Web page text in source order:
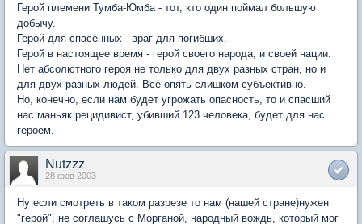
Герой племени Тумба-Юмба - тот, кто один поймал большую
добычу.
Герой для спасённых - враг для погибших.
Герой в настоящее время - герой своего народа, и своей нации.
Нет абсолютного героя не только для двух разных стран, но и
для двух разных людей. Всё опять слишком субъективно.
Но, конечно, если нам будет угрожать опасность, то и спасший
нас маньяк рецидивист, убивший 123 человека, будет для нас
героем.
Nutzzz
28 фев 2003
Ну если смотреть в таком разрезе то нам (нашей стране)нужен
"герой", не соглашусь с Морганой, народный вождь, который мог